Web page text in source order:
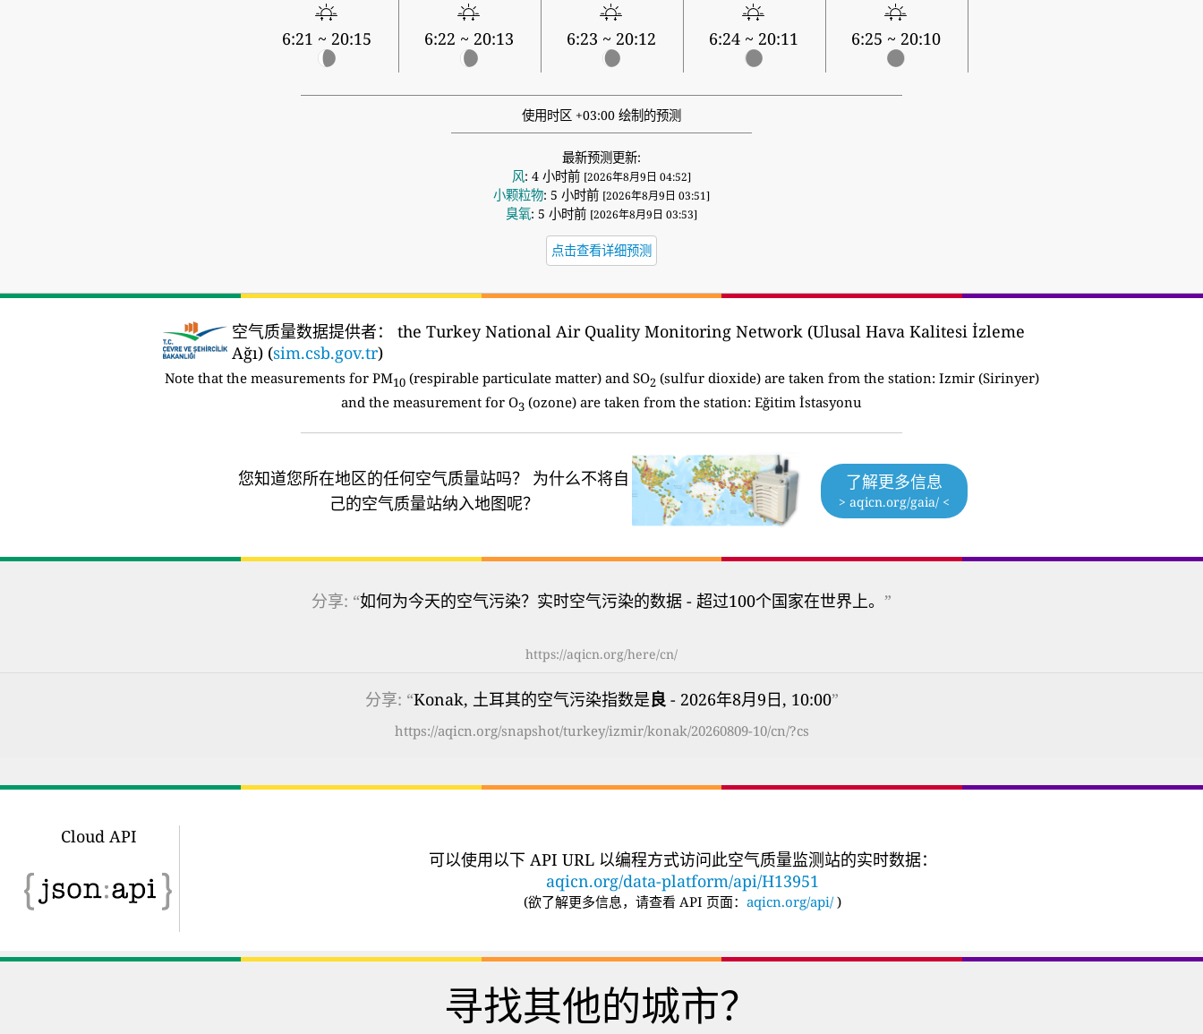
6:21 ~ 20:15 6:22 ~ 20:13 6:23 ~ 20:12 6:24 ~ 20:11 6:25 ~ 20:10
使用时区 +03:00 绘制的预测
最新预测更新:
风: 4 小时前 [2026年8月9日 04:52]
小颗粒物: 5 小时前 [2026年8月9日 03:51]
臭氧: 5 小时前 [2026年8月9日 03:53]
点击查看详细预测
空气质量数据提供者：
the Turkey National Air Quality Monitoring Network (Ulusal Hava Kalitesi İzleme
Ağı) (sim.csb.gov.tr)
Note that the measurements for PM10(respirable particulate matter) and SO2 (sulfur dioxide) are taken from the station: Izmir (Sirinyer)
and the measurement for O3 (ozone) are taken from the station: Eğitim İstasyonu
您知道您所在地区的任何空气质量站吗？
为什么不将自
己的空气质量站纳入地图呢？
了解更多信息
> aqicn.org/gaia/ <
分享: “如何为今天的空气污染？实时空气污染的数据 - 超过100个国家在世界上。 ”
https://aqicn.org/here/cn/
分享: “Konak, 土耳其的空气污染指数是良- 2026年8月9日, 10:00”
https://aqicn.org/snapshot/turkey/izmir/konak/20260809-10/cn/?cs
Cloud API
可以使用以下 API URL 以编程方式访问此空气质量监测站的实时数据：
aqicn.org/data-platform/api/H13951
(欲了解更多信息，请查看 API 页面： aqicn.org/api/ )
寻找其他的城市？